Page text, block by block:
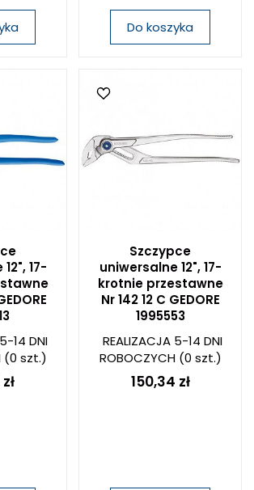
Do koszyka
17-
14 DNI
(0 szt.)
Szczypce
uniwersalne 12", 17-
krotnie przestawne
Nr 142 12 C GEDORE
1995553
REALIZACJA 5-14 DNI
ROBOCZYCH(0 szt.)
150,34 zł